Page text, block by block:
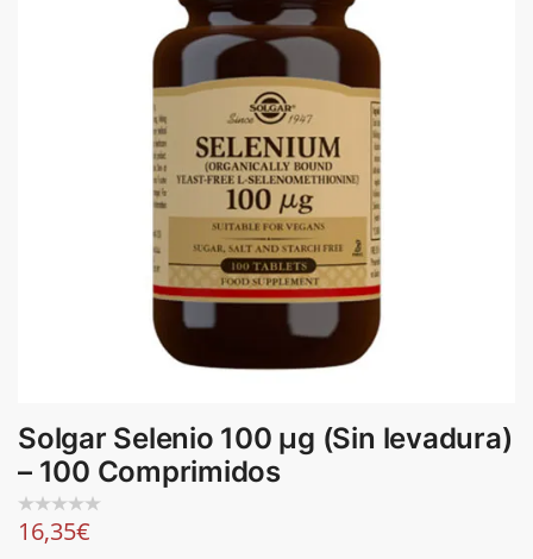
Solgar Selenio 100 µg (Sin levadura)
– 100 Comprimidos
16,35€